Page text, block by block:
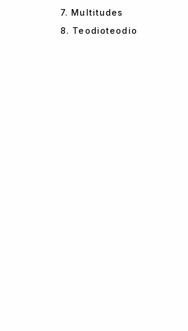
7. Multitudes
8. Teodioteodio